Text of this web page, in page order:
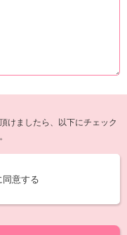
けましたら、以下にチェック
同意する